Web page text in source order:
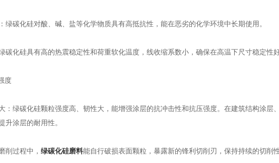
碳化硅对酸、碱、盐等化学物质具有高抵抗性，能在恶劣的化学环境中长期使用。
化硅具有高的热震稳定性和荷重软化温度，线收缩系数小，确保在高温下尺寸稳定性好
度
绿碳化硅颗粒强度高、韧性大，能增强涂层的抗冲击性和抗压强度。在建筑结构涂层
升涂层的耐用性。
过程中， 绿碳化硅磨料能自行破损表面颗粒，暴露新的锋利切削刃，保持持续的切削